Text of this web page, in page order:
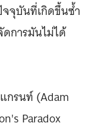
จุบันที่เกิดขึ้นซ้ำ
การมันไม่ได้
กรนท์ (Adam
Paradox